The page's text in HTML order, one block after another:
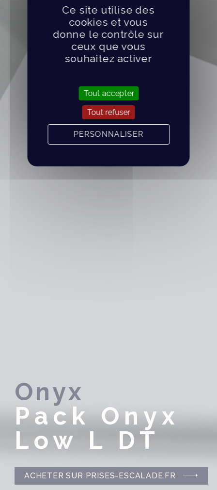
Onyx
Pack Onyx
Low L DT
ACHETER SUR PRISES-ESCALADE.FR
Ce site utilise des
cookies et vous
donne le contrôle sur
ceux que vous
souhaitez activer
Tout accepter
Tout refuser
PERSONNALISER